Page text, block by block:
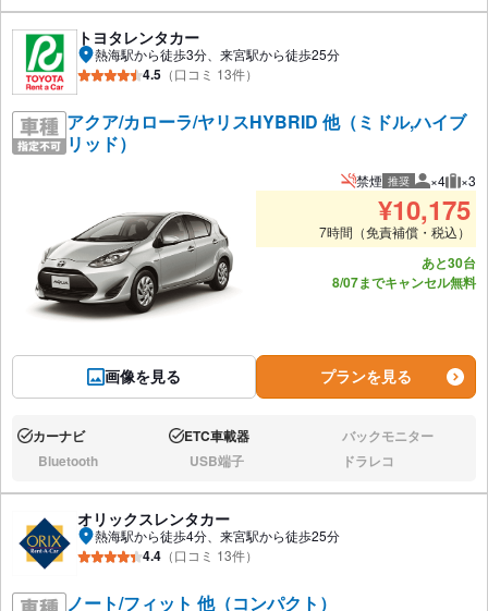
トヨタレンタカー
熱海駅から徒歩3分、来宮駅から徒歩25分
4.5 （口コミ 13件）
アクア/カローラ/ヤリスHYBRID 他（ミドル,ハイブ
リッド）
画像を見る
禁煙 推奨 推奨人数
×4 推
×3
¥10,175
7時間（免責補償・税込）
あと30台
8/07までキャンセル無料
プランを見る
あり:カーナビ あり:ETC車載器 なし:バックモニター
なし:Bluetooth なし:USB端子 なし:ドラレコ
オリックスレンタカー
熱海駅から徒歩4分、来宮駅から徒歩25分
4.4 （口コミ 13件）
ノート/フィット 他（コンパクト）